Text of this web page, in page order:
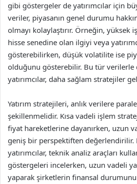
gibi göstergeler de yatırımcılar için
veriler, piyasanın genel durumu
olmayı kolaylaştırır. Örneğin, yüksek
hisse senedine olan ilgiyi veya
gösterebilirken, düşük volatilite ise
olduğunu gösterebilir. Bu tür verilerle
yatırımcılar, daha sağlam stratejiler
Yatırım stratejileri, anlık verilere
şekillenmelidir. Kısa vadeli işlem
fiyat hareketlerine dayanırken, uzun
geniş bir perspektiften değerlendirilir.
yatırımcılar, teknik analiz araçları
göstergeleri incelerken, uzun vadeli
yaparak şirketlerin finansal